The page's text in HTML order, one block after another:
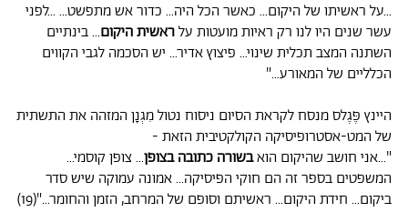
...על ראשיתו של היקום... כאשר הכל היה... כדור אש מתפשט... ...לפני
עשר שנים היו לנו רק ראיות מועטות עלראשית היקום... בינתיים
השתנה המצב תכלית שינוי... פיצוץ אדיר... יש הסכמה לגבי הקווים
הכלליים של המאורע..."
היינץ פֶּגֶלס מנסח לקראת הסיום ניסוח נטול מִגְנָן המזהה את התשתית
של המט-אסטרופיסיקה הקולקטיבית הזאת -
"...אני חושב שהיקום הואבשורה כתובה בצופן... צופן קוסמי...
המשפטים בספר זה הם חוקי הפיסיקה... אמונה עמוקה שיש סדר
ביקום... חידת היקום... ראשיתם וסופם של המרחב, הזמן והחומר..."(19)